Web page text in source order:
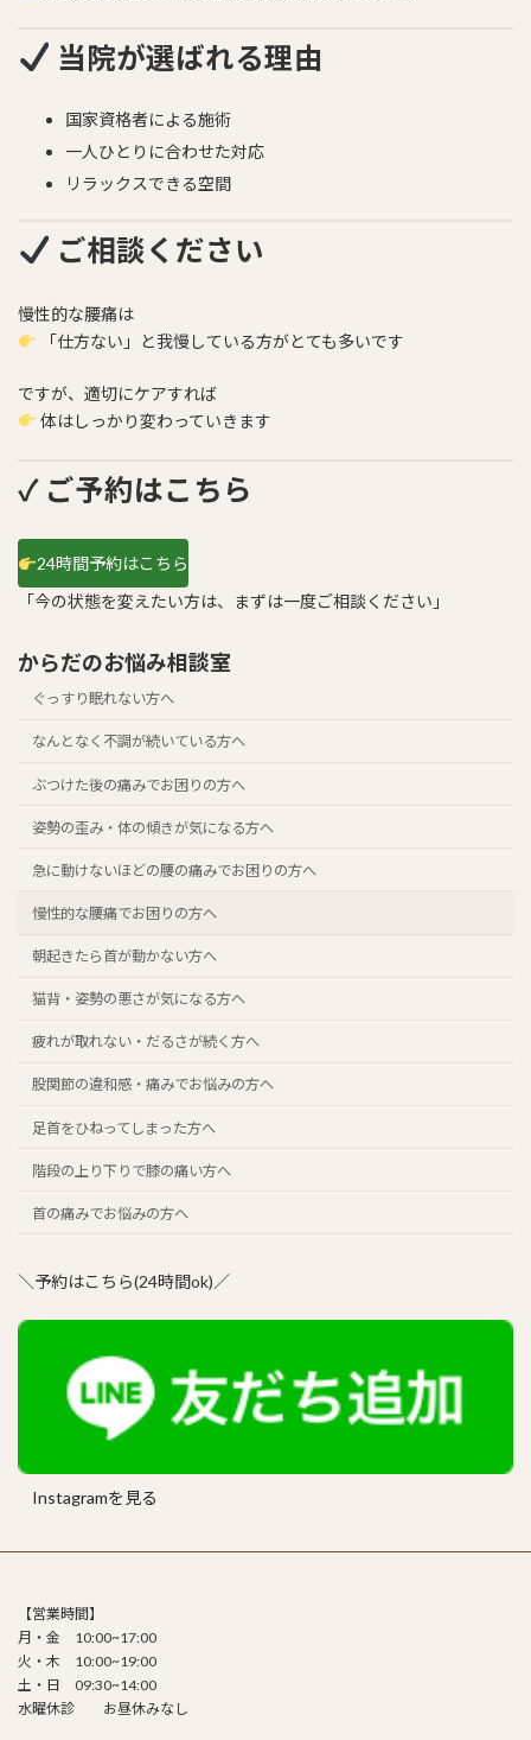
当院が選ばれる理由
国家資格者による施術
一人ひとりに合わせた対応
リラックスできる空間
ご相談ください
慢性的な腰痛は
「仕方ない」と我慢している方がとても多いです
ですが、適切にケアすれば
体はしっかり変わっていきます
✓ ご予約はこちら
24時間予約はこちら
「今の状態を変えたい方は、まずは一度ご相談ください」
からだのお悩み相談室
ぐっすり眠れない方へ
なんとなく不調が続いている方へ
ぶつけた後の痛みでお困りの方へ
姿勢の歪み・体の傾きが気になる方へ
急に動けないほどの腰の痛みでお困りの方へ
慢性的な腰痛でお困りの方へ
朝起きたら首が動かない方へ
猫背・姿勢の悪さが気になる方へ
疲れが取れない・だるさが続く方へ
股関節の違和感・痛みでお悩みの方へ
足首をひねってしまった方へ
階段の上り下りで膝の痛い方へ
首の痛みでお悩みの方へ
＼予約はこちら(24時間ok)／
Instagramを見る
【営業時間】
月・金 10:00~17:00
火・木 10:00~19:00
土・日 09:30~14:00
水曜休診 お昼休みなし